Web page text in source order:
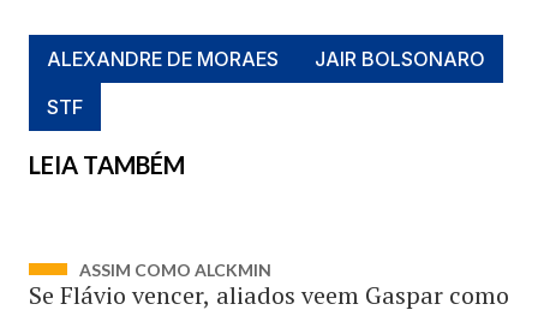
ALEXANDRE DE MORAES
JAIR BOLSONARO
STF
LEIA TAMBÉM
ASSIM COMO ALCKMIN
Se Flávio vencer, aliados veem Gaspar como